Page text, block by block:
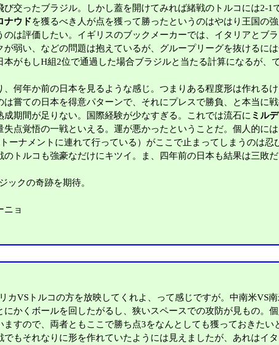
交ったブラジル。しかし蓋を開けてみれば緒戦のトルコには2-1
ナウドを獲るべき人が点を獲って勝ったというのはやはり王国の
は評価したい。イギリスのブックメーカーでは、イタリアとブ
が弱い、などの問題は抱えているが、グループリーグを抜けるに
がもしH組2位で通過した場合ブラジルと当たる計算になるが、
何年か前の日本を見るような感じ。つまりある程度形は作れる
嘗ての日本を得意パターンで、それにプレスで勝負、と本当に
期間が足りない。国際経験が少なすぎる。これでは流石に ミル
点覚悟の一戦といえる。運が悪かったということだ。個人的には
ーナメントに連れて行っている）がここで止まってしまうのは忍
トルコも強豪なだけにキツイ。ま、四年前の日本も結果は三敗
ックの奇跡を期待。
ニョ
VSトルコの方を放映してくれよ、って感じですが。中南米VS
かくボールを回したがるし、狭いスペースでの攻防が見もの。
すので、両者ともここで勝ち点3をなんとしても獲っておきたい
もそれなりに形を作れていたようには見えましたが、あれはイ